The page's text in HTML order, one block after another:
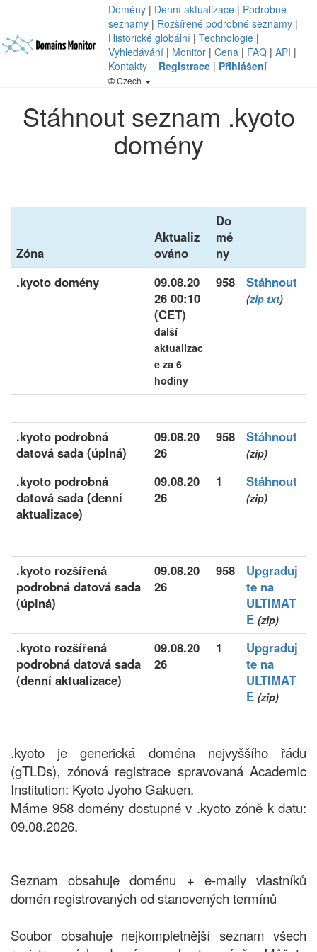
Domény | Denní aktualizace | Podrobné
seznamy | Rozšířené podrobné seznamy |
Historické globální | Technologie |
Vyhledávání | Monitor | Cena | FAQ | API |
Kontakty
Registrace | Přihlášení
Czech
Stáhnout seznam .kyoto
domény
Zóna
Aktualiz
ováno
Do
mé
ny
.kyoto domény
09.08.20
26 00:10
(CET)
další
aktualizac
e za 6
hodiny
958 Stáhnout
(zip txt)
.kyoto podrobná
datová sada (úplná)
09.08.20
26
958 Stáhnout
(zip)
.kyoto podrobná
datová sada (denní
aktualizace)
09.08.20
26
1 Stáhnout
(zip)
.kyoto rozšířená
podrobná datová sada
(úplná)
09.08.20
26
958
Upgraduj
te na
ULTIMAT
E (zip)
.kyoto rozšířená
podrobná datová sada
(denní aktualizace)
09.08.20
26
1
Upgraduj
te na
ULTIMAT
E (zip)
.kyoto je generická doména nejvyššího řádu
(gTLDs), zónová registrace spravovaná Academic
Institution: Kyoto Jyoho Gakuen.
Máme 958 domény dostupné v .kyoto zóně k datu:
09.08.2026.
Seznam obsahuje doménu + e-maily vlastníků
domén registrovaných od stanovených termínů
Soubor obsahuje nejkompletnější seznam všech